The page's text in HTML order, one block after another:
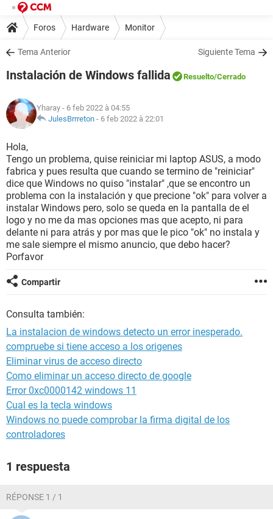
Foros Hardware Monitor
Tema Anterior Siguiente Tema
Instalación de Windows fallida Resuelto/Cerrado
Yharay - 6 feb 2022 à 04:55
JulesBrrreton - 6 feb 2022 à 22:01
Hola,
Tengo un problema, quise reiniciar mi laptop ASUS, a modo
fabrica y pues resulta que cuando se termino de "reiniciar"
dice que Windows no quiso "instalar" ,que se encontro un
problema con la instalación y que precione "ok" para volver a
instalar Windows pero, solo se queda en la pantalla de el
logo y no me da mas opciones mas que acepto, ni para
delante ni para atrás y por mas que le pico "ok" no instala y
me sale siempre el mismo anuncio, que debo hacer?
Porfavor
Compartir
Consulta también:
La instalacion de windows detecto un error inesperado.
compruebe si tiene acceso a los origenes
Eliminar virus de acceso directo
Como eliminar un acceso directo de google
Error 0xc0000142 windows 11
Cual es la tecla windows
Windows no puede comprobar la firma digital de los
controladores
1 respuesta
RÉPONSE 1 / 1